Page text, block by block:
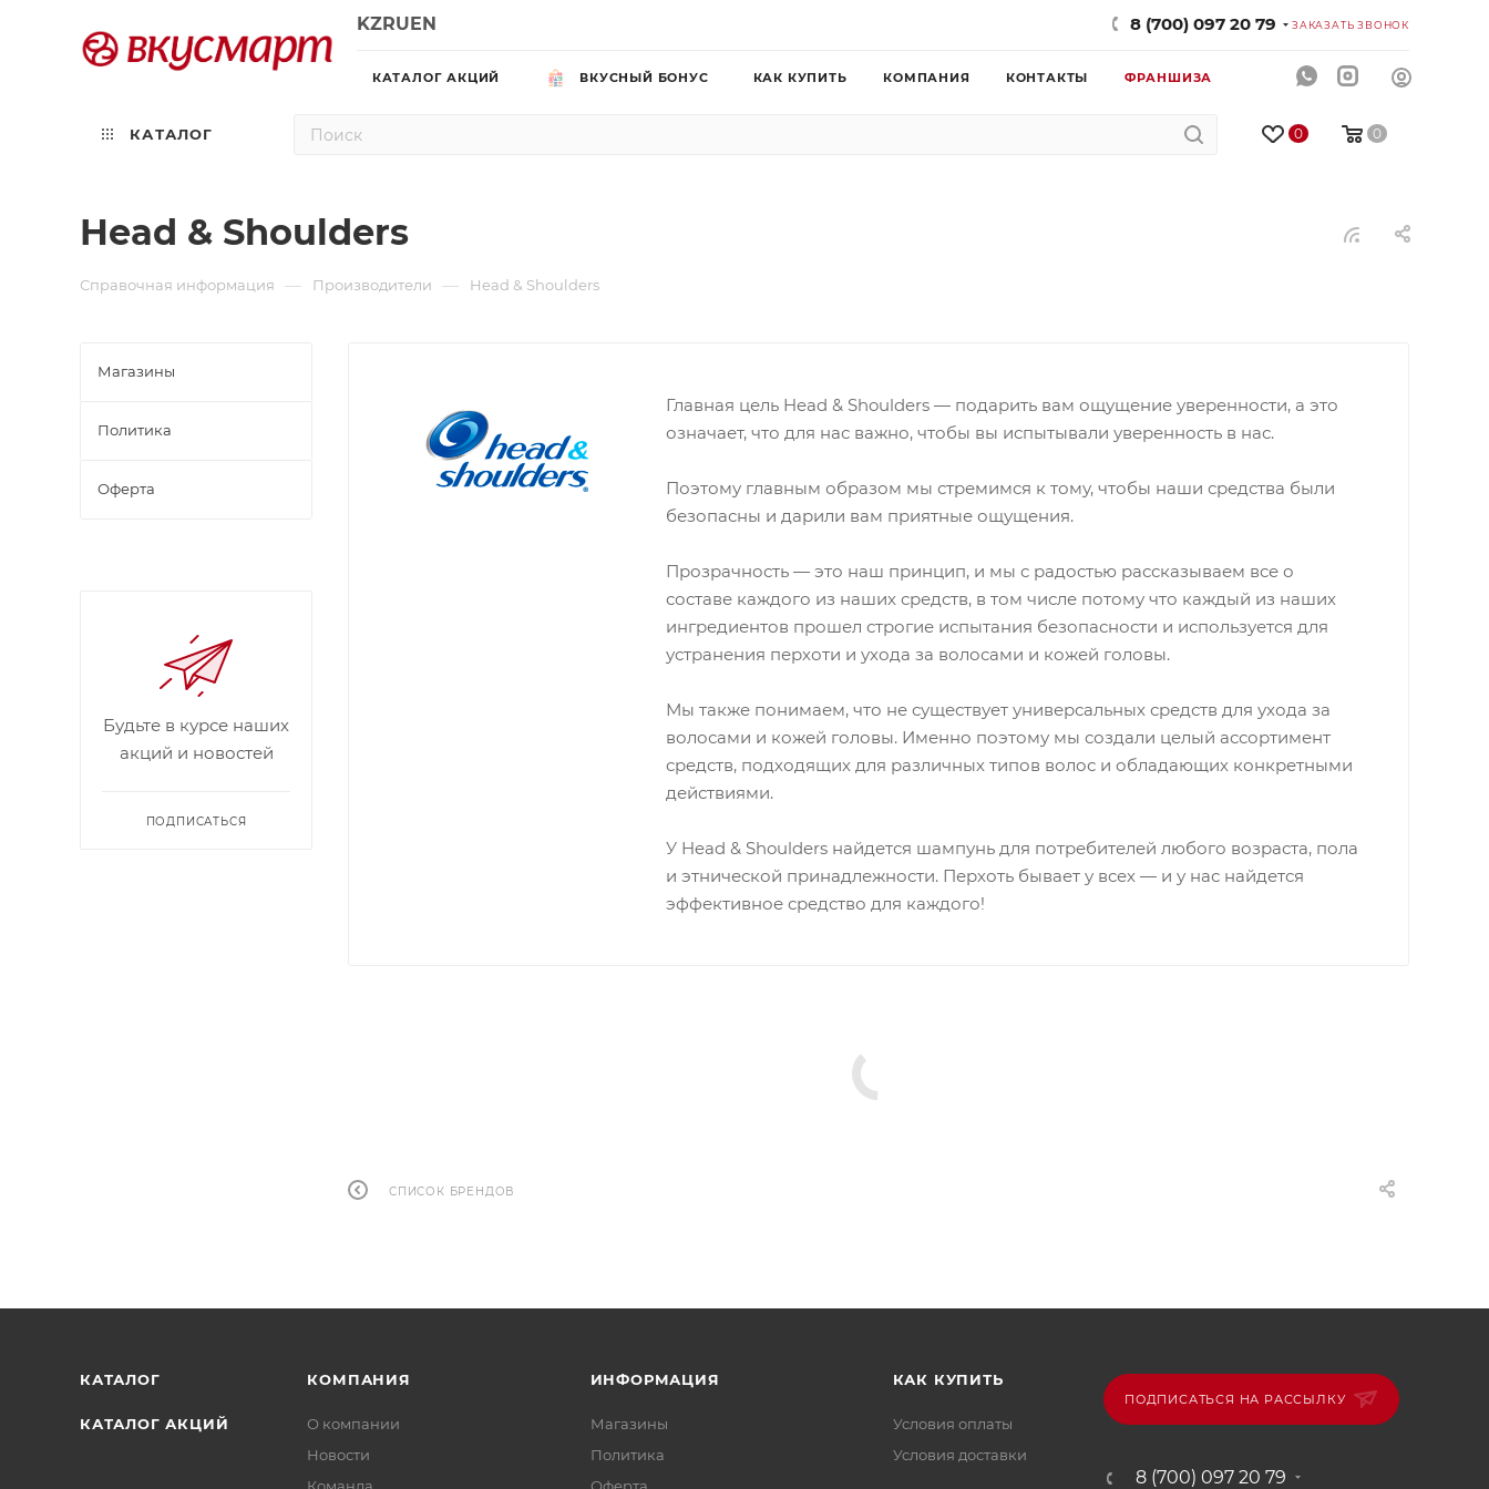
KZRUEN 8 (700) 097 20 79 ЗАКАЗАТЬ ЗВОНОК
КАТАЛОГ АКЦИЙ ВКУСНЫЙ БОНУС КАК КУПИТЬ КОМПАНИЯ КОНТАКТЫ ФРАНШИЗА
0 0
КАТАЛОГ
Head & Shoulders
Справочная информация — Производители — Head & Shoulders
Главная цель Head & Shoulders — подарить вам ощущение уверенности, а это
означает, что для нас важно, чтобы вы испытывали уверенность в нас.
Поэтому главным образом мы стремимся к тому, чтобы наши средства были
безопасны и дарили вам приятные ощущения.
Прозрачность — это наш принцип, и мы с радостью рассказываем все о
составе каждого из наших средств, в том числе потому что каждый из наших
ингредиентов прошел строгие испытания безопасности и используется для
устранения перхоти и ухода за волосами и кожей головы.
Мы также понимаем, что не существует универсальных средств для ухода за
волосами и кожей головы. Именно поэтому мы создали целый ассортимент
средств, подходящих для различных типов волос и обладающих конкретными
действиями.
У Head & Shoulders найдется шампунь для потребителей любого возраста, пола
и этнической принадлежности. Перхоть бывает у всех — и у нас найдется
эффективное средство для каждого!
СПИСОК БРЕНДОВ
Магазины
Политика
Офертa
Будьте в курсе наших
акций и новостей
ПОДПИСАТЬСЯ
КАТАЛОГ
КАТАЛОГ АКЦИЙ
КОМПАНИЯ
О компании
Новости
ИНФОРМАЦИЯ
Магазины
Политика
КАК КУПИТЬ
Условия оплаты
Условия доставки
ПОДПИСАТЬСЯ НА РАССЫЛКУ
8 (700) 097 20 79